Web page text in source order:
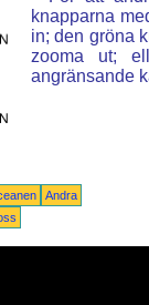
knapparna
in; den gröna
zooma ut;
angränsande
Andra